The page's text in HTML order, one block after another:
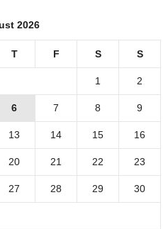
2026
T F S S
1 2
6 7 8 9
13 14 15 16
20 21 22 23
27 28 29 30